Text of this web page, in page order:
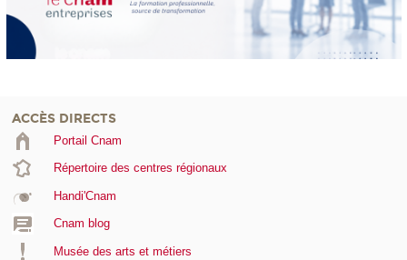
ACCÈS DIRECTS
Portail Cnam
Répertoire des centres régionaux
Handi'Cnam
Cnam blog
Musée des arts et métiers